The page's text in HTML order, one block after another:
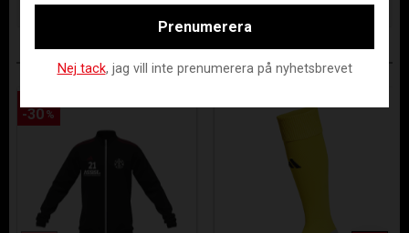
Artikelnr END-IA0421-116
ANDRA KÖPTE ÄVEN
30 %
30 %
Prenumerera
Nej tack, jag vill inte prenumerera på nyhetsbrevet